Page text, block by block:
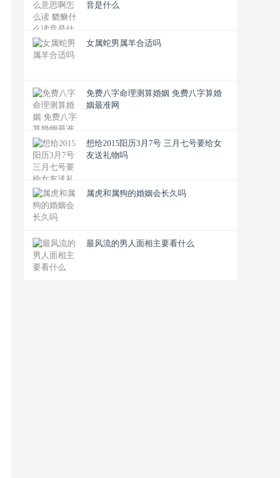
音是什么
女属蛇男属羊合适吗
免费八字命理测算婚姻 免费八字算婚
姻最准网
想给2015阳历3月7号 三月七号要给女
友送礼物吗
属虎和属狗的婚姻会长久吗
最风流的男人面相主要看什么